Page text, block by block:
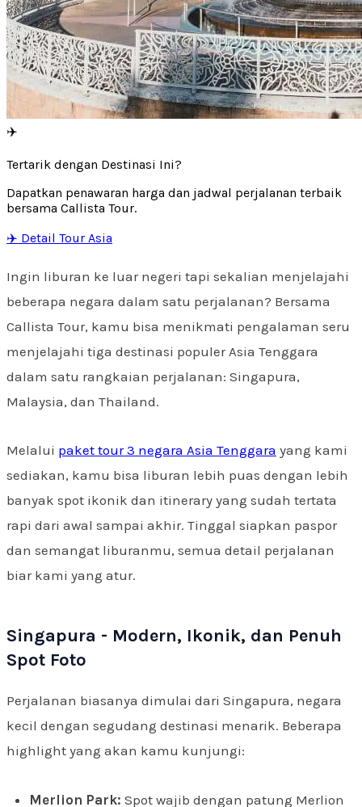
✈️
Tertarik dengan Destinasi Ini?
Dapatkan penawaran harga dan jadwal perjalanan terbaik
bersama Callista Tour.
✈️ Detail Tour Asia
Ingin liburan ke luar negeri tapi sekalian menjelajahi
beberapa negara dalam satu perjalanan? Bersama
Callista Tour, kamu bisa menikmati pengalaman seru
menjelajahi tiga destinasi populer Asia Tenggara
dalam satu rangkaian perjalanan: Singapura,
Malaysia, dan Thailand.
Melalui paket tour 3 negara Asia Tenggara yang kami
sediakan, kamu bisa liburan lebih puas dengan lebih
banyak spot ikonik dan itinerary yang sudah tertata
rapi dari awal sampai akhir. Tinggal siapkan paspor
dan semangat liburanmu, semua detail perjalanan
biar kami yang atur.
Singapura - Modern, Ikonik, dan Penuh
Spot Foto
Perjalanan biasanya dimulai dari Singapura, negara
kecil dengan segudang destinasi menarik. Beberapa
highlight yang akan kamu kunjungi:
Merlion Park: Spot wajib dengan patung Merlion